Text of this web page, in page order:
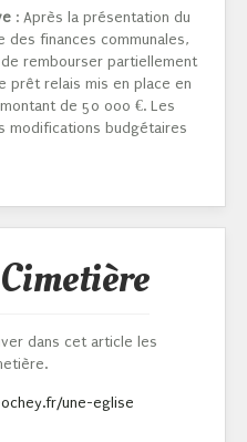
: Après la présentation du
des finances communales,
rembourser partiellement
prêt relais mis en place en
de 50 000 €. Les
modifications budgétaires
dans cet article les
une-eglise